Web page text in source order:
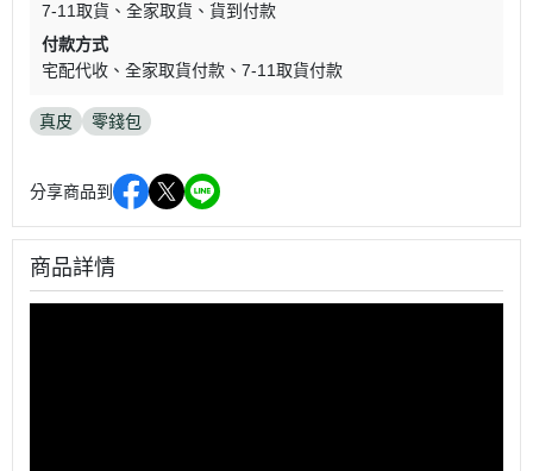
7-11取貨
全家取貨
貨到付款
付款方式
宅配代收
全家取貨付款 7-11取貨付款
真皮 零錢包
分享商品到
商品詳情